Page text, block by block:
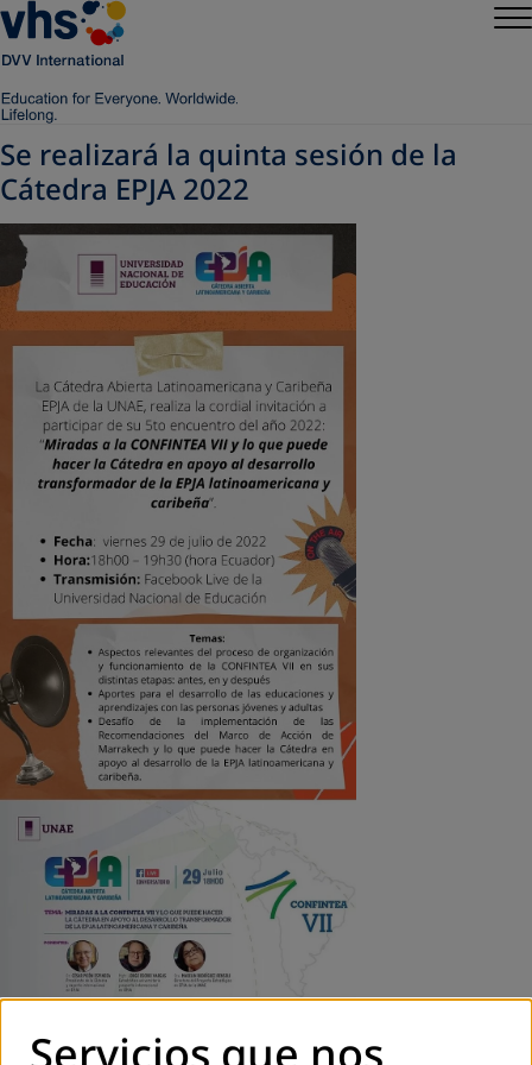
Se realizará la quinta sesión de la
Cátedra EPJA 2022